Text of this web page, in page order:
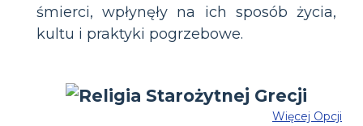
śmierci, wpłynęły na ich sposób życia,
kultu i praktyki pogrzebowe.
Więcej Opcji